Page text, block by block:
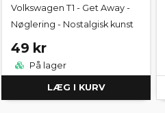
Volkswagen T1 - Get Away -
Nøglering - Nostalgisk kunst
49 kr
På lager
LÆG I KURV